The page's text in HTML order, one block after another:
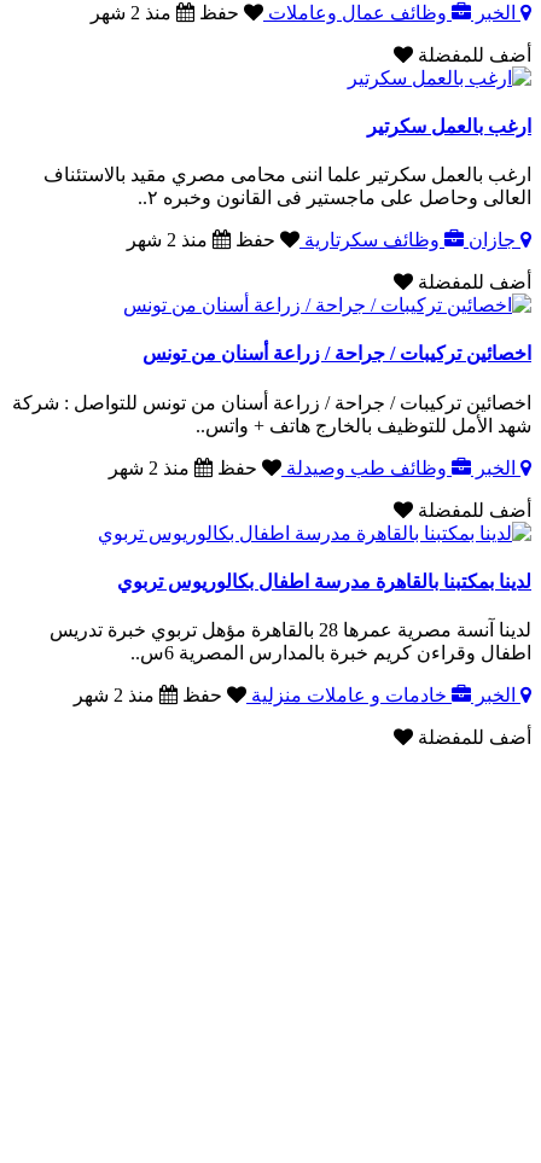
الخبر وظائف عمال وعاملات حفظ منذ 2 شهر
أضف للمفضلة
ارغب بالعمل سكرتير
ارغب بالعمل سكرتير علما اننى محامى مصري مقيد بالاستئناف
العالى وحاصل على ماجستير فى القانون وخبره ٢..
جازان وظائف سكرتارية حفظ منذ 2 شهر
أضف للمفضلة
اخصائين تركيبات / جراحة / زراعة أسنان من تونس
اخصائين تركيبات / جراحة / زراعة أسنان من تونس للتواصل : شركة
شهد الأمل للتوظيف بالخارج هاتف + واتس..
الخبر وظائف طب وصيدلة حفظ منذ 2 شهر
أضف للمفضلة
لدينا بمكتبنا بالقاهرة مدرسة اطفال بكالوريوس تربوي
لدينا آنسة مصرية عمرها 28 بالقاهرة مؤهل تربوي خبرة تدريس
اطفال وقراءن كريم خبرة بالمدارس المصرية 6س..
الخبر خادمات و عاملات منزلية حفظ منذ 2 شهر
أضف للمفضلة